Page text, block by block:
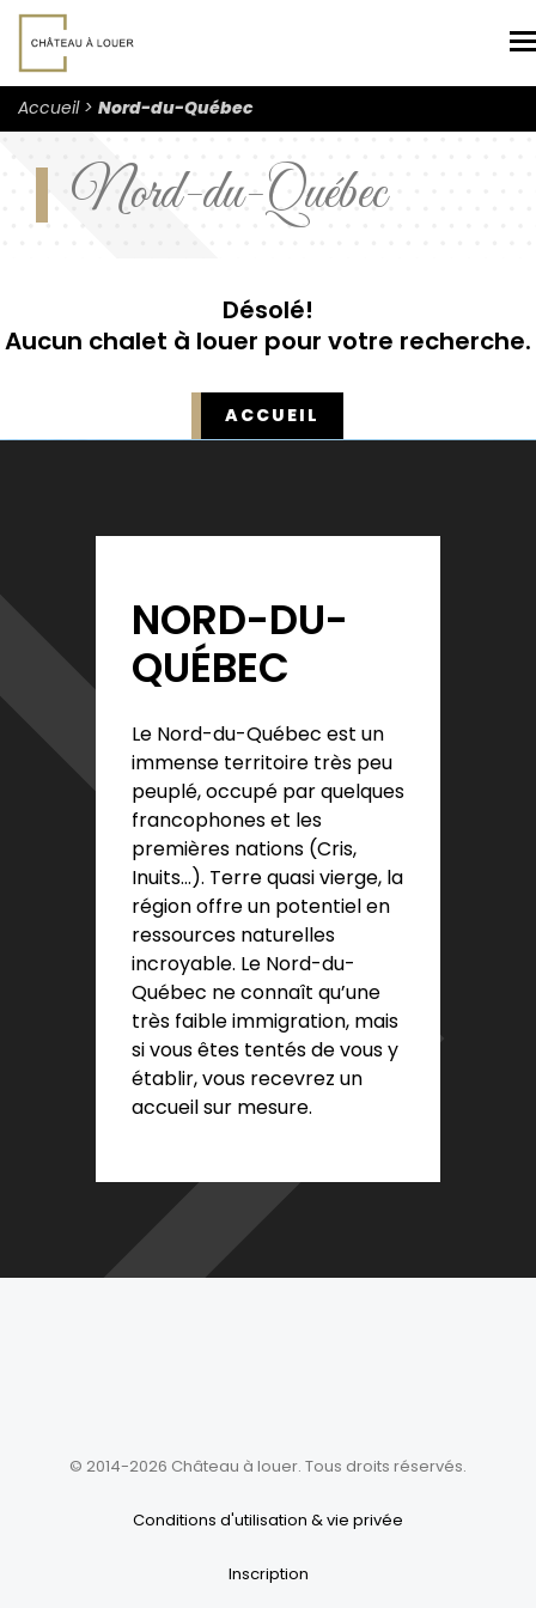
Accueil Nord-du-Québec
Nord-du-Québec
Désolé!
Aucun chalet à louer pour votre recherche.
ACCUEIL
NORD-DU-
QUÉBEC
Le Nord-du-Québec est un
immense territoire très peu
peuplé, occupé par quelques
francophones et les
premières nations (Cris,
Inuits…). Terre quasi vierge, la
région offre un potentiel en
ressources naturelles
incroyable. Le Nord-du-
Québec ne connaît qu’une
très faible immigration, mais
si vous êtes tentés de vous y
établir, vous recevrez un
accueil sur mesure.
© 2014-2026 Château à louer. Tous droits réservés.
Conditions d'utilisation & vie privée
Inscription